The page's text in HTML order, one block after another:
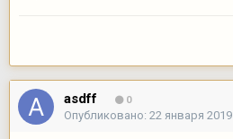
asdff 0
Опубликовано: 22 января 2019